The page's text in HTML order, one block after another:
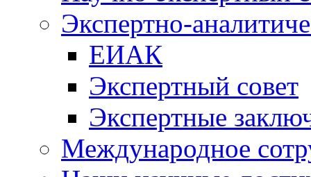
Экспертно-
ЕИАК
Экспертный совет
Экспертные
Международное